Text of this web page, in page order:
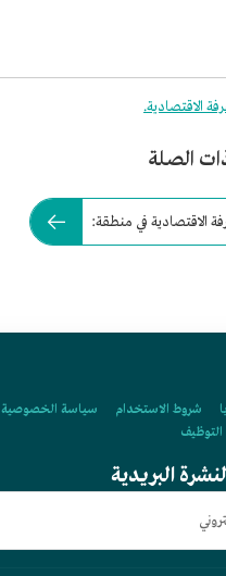
الاقتصادية.
الصلة
الاقتصادية في منطقة:
شروط الاستخدام سياسة الخصوصية
التوظيف
البريدية